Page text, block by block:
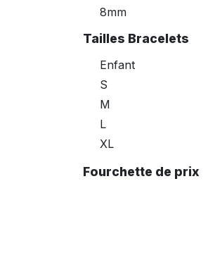
8mm
Tailles Bracelets
Enfant
S
M
L
XL
Fourchette de prix